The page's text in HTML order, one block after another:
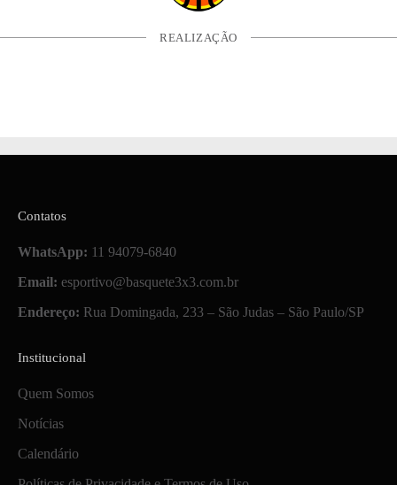
REALIZAÇÃO
Contatos
WhatsApp: 11 94079-6840
Email: esportivo@basquete3x3.com.br
Endereço: Rua Domingada, 233 – São Judas – São Paulo/SP
Institucional
Quem Somos
Notícias
Calendário